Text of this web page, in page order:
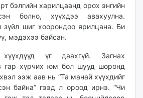
бэлгийн харилцаанд орох энгийн
болно, хүүхдээ авахуулна.
зүйл шиг хоорондоо ярилцана. Би
мэдэхээ байсан.
үг даахгүй. Загнах
гар хүрчих юм бол шууд шоронд
ээж аав нь “Та манай хүүхдийг
байна” гээд л ороод ирнэ. “Чи